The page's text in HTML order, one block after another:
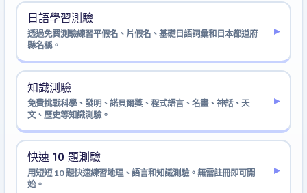
日語學習測驗
透過免費測驗練習平假名、片假名、基礎日語詞彙和日本都道府
縣名稱。
▸
知識測驗
免費挑戰科學、發明、諾貝爾獎、程式語言、名畫、神話、天
文、歷史等知識測驗。
▸
快速 10 題測驗
用短短 10 題快速練習地理、語言和知識測驗。無需註冊即可開
始。
▸